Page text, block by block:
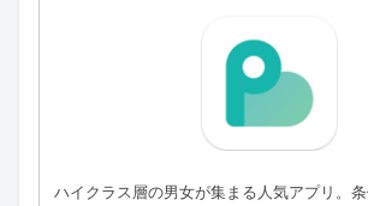
ハイクラス層の男女が集まる人気アプリ。